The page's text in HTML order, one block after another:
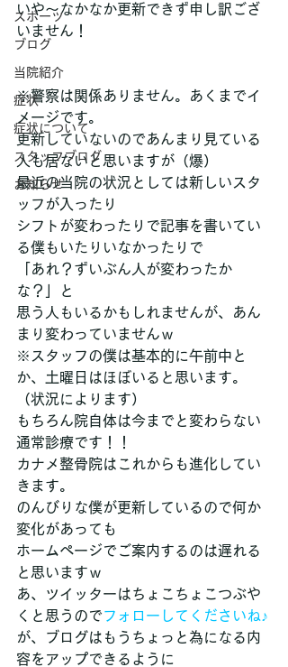
スポーツ
ブログ
当院紹介
症状
症状について
スタッフブログ
お知らせ
いや～なかなか更新できず申し訳ござ
いません！
※警察は関係ありません。あくまでイ
メージです。
更新していないのであんまり見ている
人も居ないと思いますが（爆）
最近の当院の状況としては新しいスタ
ッフが入ったり
シフトが変わったりで記事を書いてい
る僕もいたりいなかったりで
「あれ？ずいぶん人が変わったか
な？」と
思う人もいるかもしれませんが、あん
まり変わっていませんｗ
※スタッフの僕は基本的に午前中と
か、土曜日はほぼいると思います。
（状況によります）
もちろん院自体は今までと変わらない
通常診療です！！
カナメ整骨院はこれからも進化してい
きます。
のんびりな僕が更新しているので何か
変化があっても
ホームページでご案内するのは遅れる
と思いますｗ
あ、ツイッターはちょこちょこつぶや
くと思うのでフォローしてくださいね♪
が、ブログはもうちょっと為になる内
容をアップできるように